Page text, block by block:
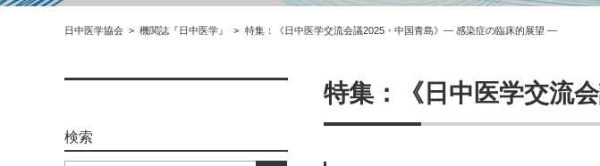
日中医学協会 機関誌『日中医学』 特集：《日中医学交流会議2025・中国青島》― 感染症の臨床的展望 ―
特集：《日中医学交流
検索